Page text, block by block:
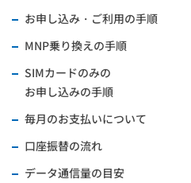
お申し込み・ご利用の手順
MNP乗り換えの手順
SIMカードのみの
お申し込みの手順
毎月のお支払いについて
口座振替の流れ
データ通信量の目安